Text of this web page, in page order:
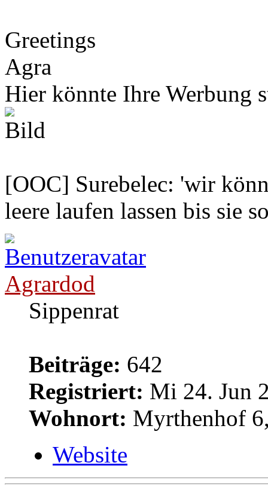
Greetings
Agra
Hier könnte Ihre Werbung
[OOC] Surebelec: 'wir
leere laufen lassen bis sie
Agrardod
Sippenrat
Beiträge: 642
Registriert: Mi 24. Jun
Wohnort: Myrthenhof
Website